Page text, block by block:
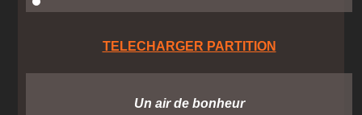
TELECHARGER PARTITION
Un air de bonheur